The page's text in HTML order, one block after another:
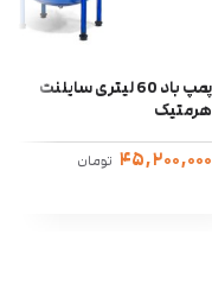
پمپ باد 60 لیتری سایلنت
هرمتیک
۴۵,۲۰۰,۰۰۰ تومان